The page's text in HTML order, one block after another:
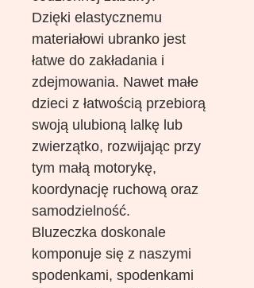
Dzięki elastycznemu
materiałowi ubranko jest
łatwe do zakładania i
zdejmowania. Nawet małe
dzieci z łatwością przebiorą
swoją ulubioną lalkę lub
zwierzątko, rozwijając przy
tym małą motorykę,
koordynację ruchową oraz
samodzielność.
Bluzeczka doskonale
komponuje się z naszymi
spodenkami, spodenkami